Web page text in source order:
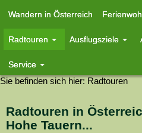
Wandern in Österreich
Radtouren Ausflugsziele
Service
Sie befinden sich hier: Radtouren
Radtouren in
Hohe Tauern...